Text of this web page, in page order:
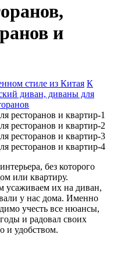
и
стиле из Китая К
диван, диваны для
без которого
или квартиру.
усаживаем их на диван,
у нас дома. Именно
учесть все нюансы,
и радовал своих
и удобством.